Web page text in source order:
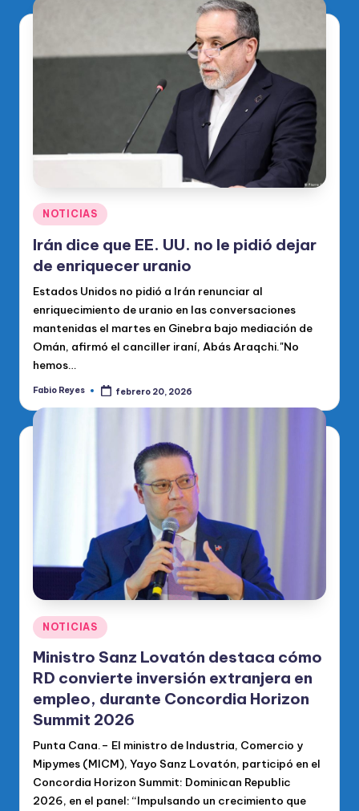
Publicado
en
NOTICIAS
Irán dice que EE. UU. no le pidió dejar
de enriquecer uranio
Estados Unidos no pidió a Irán renunciar al
enriquecimiento de uranio en las conversaciones
mantenidas el martes en Ginebra bajo mediación de
Omán, afirmó el canciller iraní, Abás Araqchi."No
hemos…
Publicado
Fabio Reyes febrero 20, 2026
Publicado
en
NOTICIAS
Ministro Sanz Lovatón destaca cómo
RD convierte inversión extranjera en
empleo, durante Concordia Horizon
Summit 2026
Punta Cana.– El ministro de Industria, Comercio y
Mipymes (MICM), Yayo Sanz Lovatón, participó en el
Concordia Horizon Summit: Dominican Republic
2026, en el panel: “Impulsando un crecimiento que